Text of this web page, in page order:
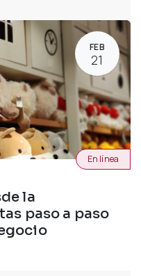
FEB
21
la
paso a paso
En línea